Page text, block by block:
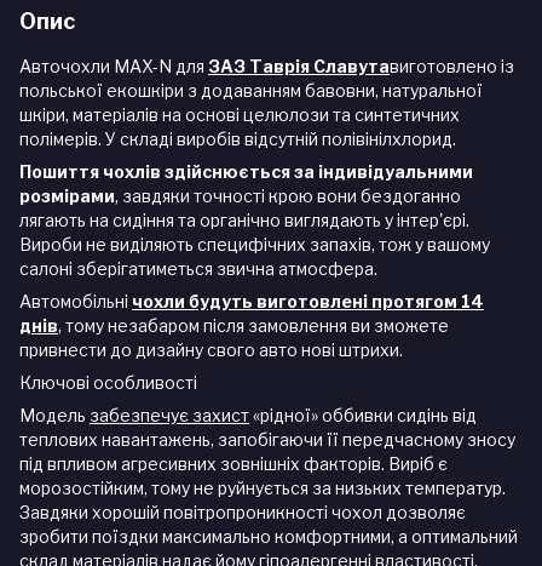
Опис
Авточохли MAX-N для ЗАЗ Таврія Славутавиготовлено із
польської екошкіри з додаванням бавовни, натуральної
шкіри, матеріалів на основі целюлози та синтетичних
полімерів. У складі виробів відсутній полівінілхлорид.
Пошиття чохлів здійснюється за індивідуальними
розмірами, завдяки точності крою вони бездоганно
лягають на сидіння та органічно виглядають у інтер'єрі.
Вироби не виділяють специфічних запахів, тож у вашому
салоні зберігатиметься звична атмосфера.
Автомобільні чохли будуть виготовлені протягом 14
днів, тому незабаром після замовлення ви зможете
привнести до дизайну свого авто нові штрихи.
Ключові особливості
Модель забезпечує захист«рідної» оббивки сидінь від
теплових навантажень, запобігаючи її передчасному зносу
під впливом агресивних зовнішніх факторів. Виріб є
морозостійким, тому не руйнується за низьких температур.
Завдяки хорошій повітропроникності чохол дозволяє
зробити поїздки максимально комфортними, а оптимальний
склад матеріалів надає йомугіпоалергенні властивості.